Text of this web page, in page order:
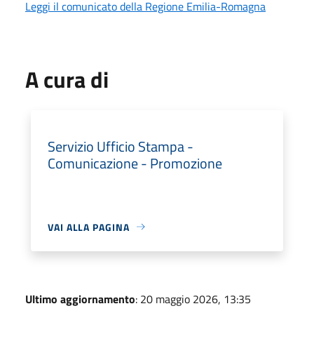
Leggi il comunicato della Regione Emilia-Romagna
A cura di
Servizio Ufficio Stampa -
Comunicazione - Promozione
VAI ALLA PAGINA
Ultimo aggiornamento: 20 maggio 2026, 13:35